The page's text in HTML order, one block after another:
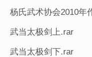
杨氏武术协会2010年
武当太极剑上.rar
武当太极剑下.rar